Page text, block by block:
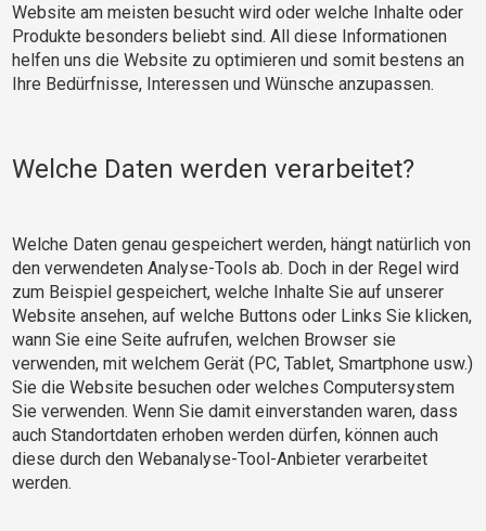
Website am meisten besucht wird oder welche Inhalte oder
Produkte besonders beliebt sind. All diese Informationen
helfen uns die Website zu optimieren und somit bestens an
Ihre Bedürfnisse, Interessen und Wünsche anzupassen.
Welche Daten werden verarbeitet?
Welche Daten genau gespeichert werden, hängt natürlich von
den verwendeten Analyse-Tools ab. Doch in der Regel wird
zum Beispiel gespeichert, welche Inhalte Sie auf unserer
Website ansehen, auf welche Buttons oder Links Sie klicken,
wann Sie eine Seite aufrufen, welchen Browser sie
verwenden, mit welchem Gerät (PC, Tablet, Smartphone usw.)
Sie die Website besuchen oder welches Computersystem
Sie verwenden. Wenn Sie damit einverstanden waren, dass
auch Standortdaten erhoben werden dürfen, können auch
diese durch den Webanalyse-Tool-Anbieter verarbeitet
werden.